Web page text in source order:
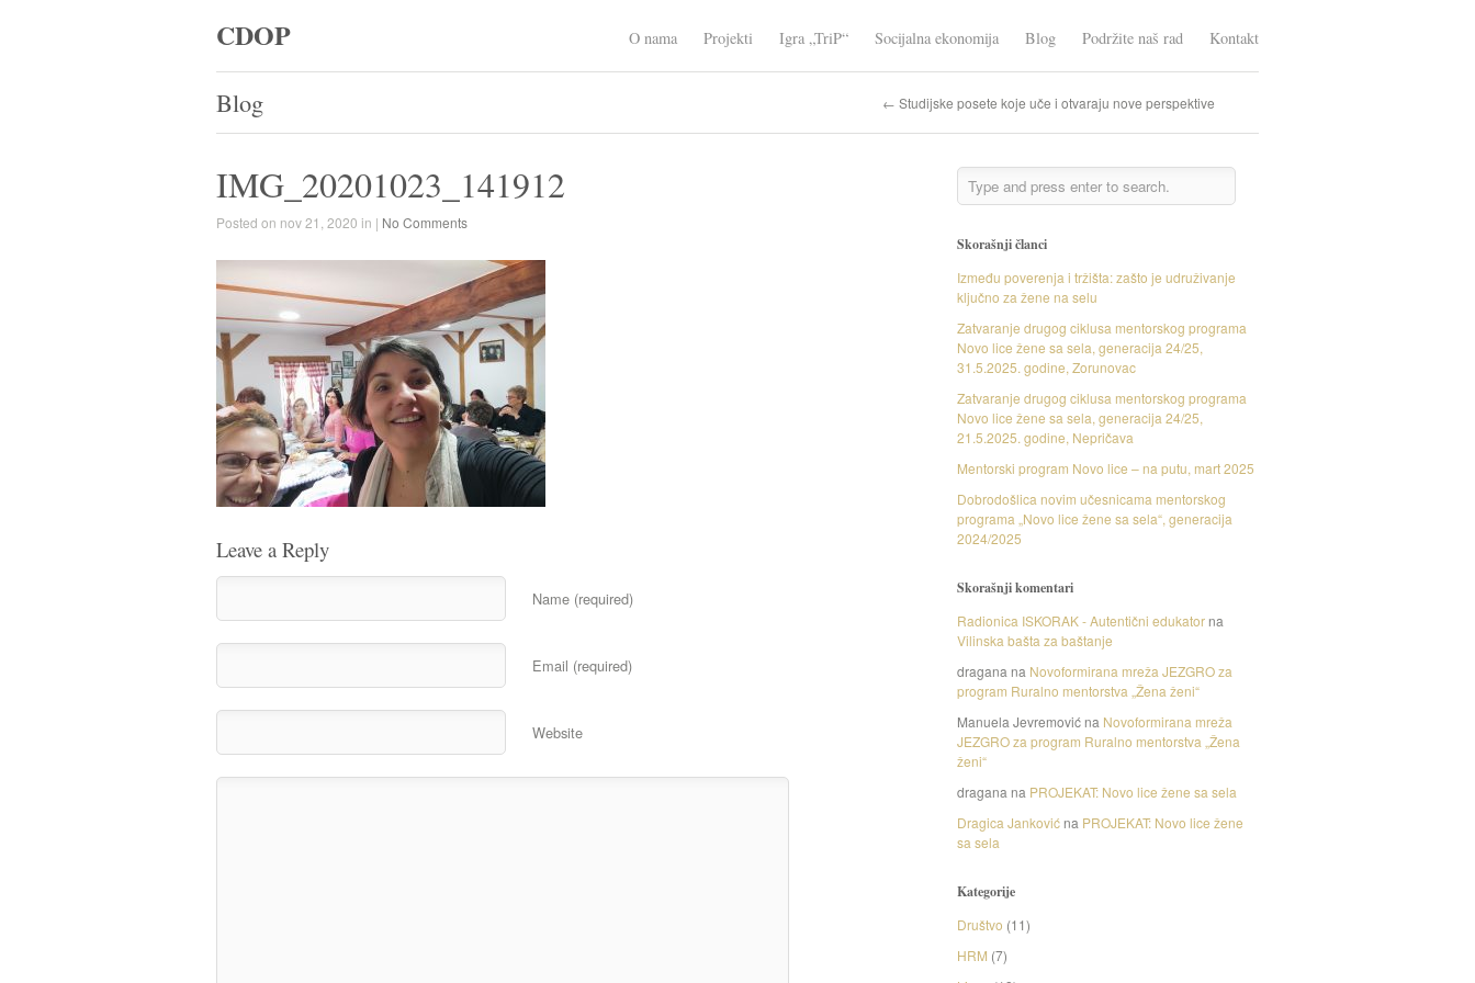
CDOP O nama Projekti Igra „TriP“ Socijalna ekonomija Blog Podržite naš rad Kontakt
Blog ← Studijske posete koje uče i otvaraju nove perspektive
IMG_20201023_141912
Posted on nov 21, 2020 in | No Comments
Leave a Reply
Name (required)
Email (required)
Website
Skorašnji članci
Između poverenja i tržišta: zašto je udruživanje
ključno za žene na selu
Zatvaranje drugog ciklusa mentorskog programa
Novo lice žene sa sela, generacija 24/25,
31.5.2025. godine, Zorunovac
Zatvaranje drugog ciklusa mentorskog programa
Novo lice žene sa sela, generacija 24/25,
21.5.2025. godine, Nepričava
Mentorski program Novo lice – na putu, mart 2025
Dobrodošlica novim učesnicama mentorskog
programa „Novo lice žene sa sela“, generacija
2024/2025
Skorašnji komentari
Radionica ISKORAK - Autentični edukator na
Vilinska bašta za baštanje
dragana na Novoformirana mreža JEZGRO za
program Ruralno mentorstva „Žena ženi“
Manuela Jevremović na Novoformirana mreža
JEZGRO za program Ruralno mentorstva „Žena
ženi“
dragana na PROJEKAT: Novo lice žene sa sela
Dragica Janković na PROJEKAT: Novo lice žene
sa sela
Kategorije
Društvo (11)
HRM (7)